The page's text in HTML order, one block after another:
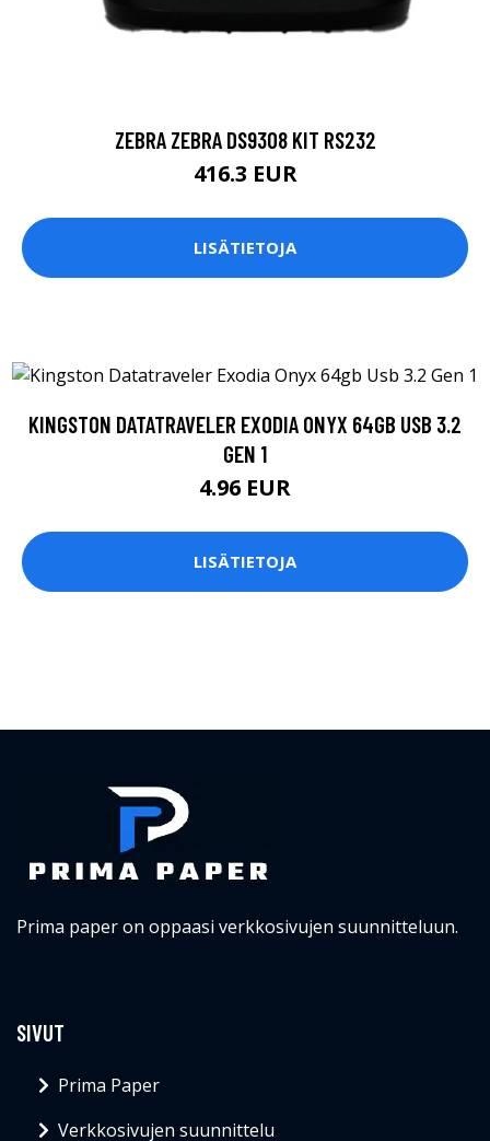
ZEBRA ZEBRA DS9308 KIT RS232
416.3 EUR
LISÄTIETOJA
KINGSTON DATATRAVELER EXODIA ONYX 64GB USB 3.2
GEN 1
4.96 EUR
LISÄTIETOJA
Prima paper on oppaasi verkkosivujen suunnitteluun.
SIVUT
Prima Paper
Verkkosivujen suunnittelu